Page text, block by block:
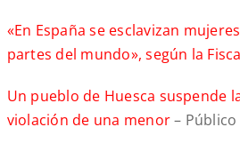
«En España se esclavizan
partes del mundo», según la
Un pueblo de Huesca suspende
violación de una menor– Público